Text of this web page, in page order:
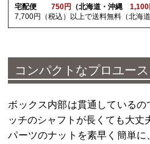
宅配便750円 （北海道・沖縄1,100
7,700円（税込）以上で送料無料（北海
コンパクトなプロユー
ボックス内部は貫通しているの
ッチのシャフトが長くても大丈
パーツのナットを素早く簡単に